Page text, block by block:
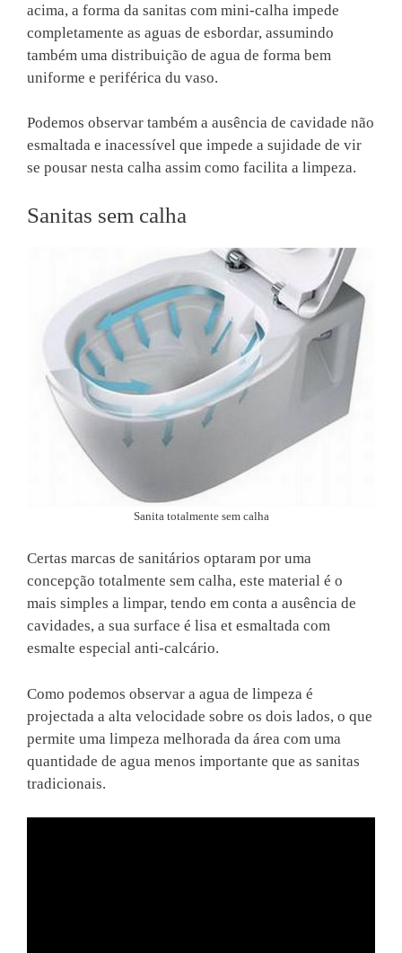
acima, a forma da sanitas com mini-calha impede
completamente as aguas de esbordar, assumindo
também uma distribuição de agua de forma bem
uniforme e periférica du vaso.
Podemos observar também a ausência de cavidade não
esmaltada e inacessível que impede a sujidade de vir
se pousar nesta calha assim como facilita a limpeza.
Sanitas sem calha
Sanita totalmente sem calha
Certas marcas de sanitários optaram por uma
concepção totalmente sem calha, este material é o
mais simples a limpar, tendo em conta a ausência de
cavidades, a sua surface é lisa et esmaltada com
esmalte especial anti-calcário.
Como podemos observar a agua de limpeza é
projectada a alta velocidade sobre os dois lados, o que
permite uma limpeza melhorada da área com uma
quantidade de agua menos importante que as sanitas
tradicionais.